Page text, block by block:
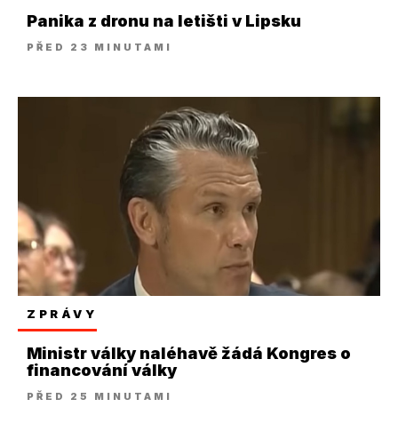
Panika z dronu na letišti v Lipsku
PŘED 23 MINUTAMI
ZPRÁVY
Ministr války naléhavě žádá Kongres o
financování války
PŘED 25 MINUTAMI